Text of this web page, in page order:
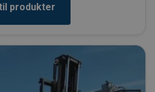
produkter